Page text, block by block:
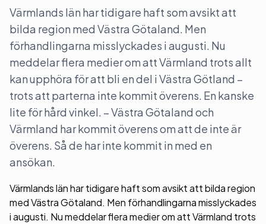
Värmlands län har tidigare haft som avsikt att
bilda region med Västra Götaland. Men
förhandlingarna misslyckades i augusti. Nu
meddelar flera medier om att Värmland trots allt
kan upphöra för att bli en del i Västra Götland –
trots att parterna inte kommit överens. En kanske
lite för hård vinkel. – Västra Götaland och
Värmland har kommit överens om att de inte är
överens. Så de har inte kommit in med en
ansökan.
Värmlands län har tidigare haft som avsikt att bilda region
med Västra Götaland. Men förhandlingarna misslyckades
i augusti. Nu meddelar flera medier om att Värmland trots